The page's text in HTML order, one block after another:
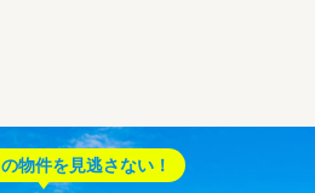
物件を見逃さない！